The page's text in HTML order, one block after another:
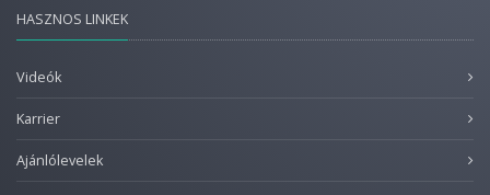
HASZNOS LINKEK
Videók
Karrier
Ajánlólevelek